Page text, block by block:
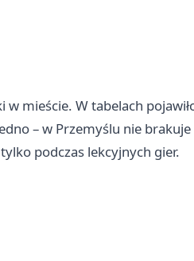
w mieście. W tabelach
– w Przemyślu nie
podczas lekcyjnych gier.